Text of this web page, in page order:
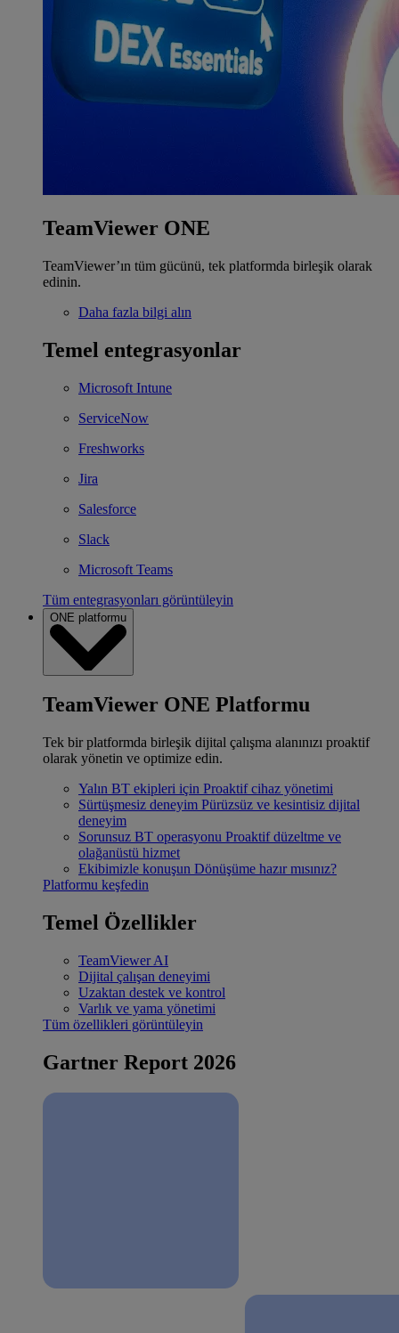
TeamViewer ONE
TeamViewer’ın tüm gücünü, tek platformda birleşik olarak
edinin.
Daha fazla bilgi alın
Temel entegrasyonlar
Microsoft Intune
ServiceNow
Freshworks
Jira
Salesforce
Slack
Microsoft Teams
Tüm entegrasyonları görüntüleyin
ONE platformu
TeamViewer ONE Platformu
Tek bir platformda birleşik dijital çalışma alanınızı proaktif
olarak yönetin ve optimize edin.
Yalın BT ekipleri için Proaktif cihaz yönetimi
Sürtüşmesiz deneyim Pürüzsüz ve kesintisiz dijital
deneyim
Sorunsuz BT operasyonu Proaktif düzeltme ve
olağanüstü hizmet
Ekibimizle konuşun Dönüşüme hazır mısınız?
Platformu keşfedin
Temel Özellikler
TeamViewer AI
Dijital çalışan deneyimi
Uzaktan destek ve kontrol
Varlık ve yama yönetimi
Tüm özellikleri görüntüleyin
Gartner Report 2026